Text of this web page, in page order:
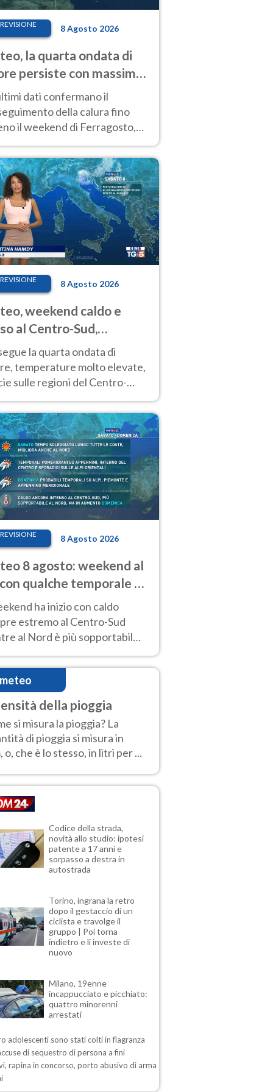
8 Agosto 2026
la quarta ondata di
persiste con massime
molto elevate
dati confermano il
della calura fino
il weekend di Ferragosto,
prossima
8 Agosto 2026
weekend caldo e
al Centro-Sud,
sui rilievi
la quarta ondata di
temperature molto elevate,
sulle regioni del Centro-
montuose
8 Agosto 2026
8 agosto: weekend al
qualche temporale e
estremo al Centro-Sud
ha inizio con caldo
estremo al Centro-Sud
al Nord è più sopportabile
domenica 9. Temporali di
sui rilievi.
della pioggia
si misura la pioggia? La
di pioggia si misura in
o, che è lo stesso, in litri per ...
Codice della strada,
novità allo studio: ipotesi
patente a 17 anni e
sorpasso a destra in
autostrada
Torino, ingrana la retro
dopo il gestaccio di un
ciclista e travolge il
gruppo | Poi torna
indietro e li investe di
nuovo
Milano, 19enne
incappucciato e picchiato:
quattro minorenni
arrestati
adolescenti sono stati colti in flagranza
di sequestro di persona a fini
rapina in concorso, porto abusivo di arma